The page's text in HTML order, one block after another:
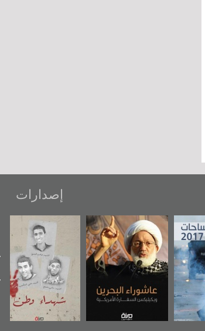
إصدارات
شهداء وطن
«جَوْ»: رواية
المعتقل جهاد